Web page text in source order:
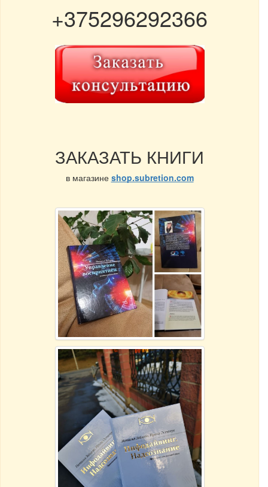
+375296292366
ЗАКАЗАТЬ КНИГИ
в магазине shop.subretion.com